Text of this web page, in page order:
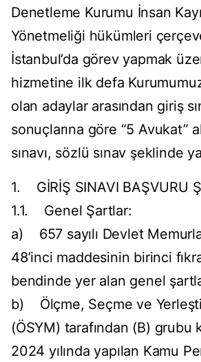
Denetleme Kurumu İnsan
Yönetmeliği hükümleri
İstanbul’da görev yapmak
hizmetine ilk defa
olan adaylar arasından giriş
sonuçlarına göre “5 Avukat”
sınavı, sözlü sınav şeklinde
1. GİRİŞ SINAVI BAŞVURU
1.1. Genel Şartlar:
a) 657 sayılı Devlet
48’inci maddesinin birinci
bendinde yer alan genel
b) Ölçme, Seçme ve
(ÖSYM) tarafından (B) grubu
2024 yılında yapılan Kamu